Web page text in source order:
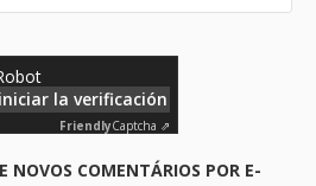
la verificación
FriendlyCaptcha ⇗
NOVOS COMENTÁRIOS POR E-